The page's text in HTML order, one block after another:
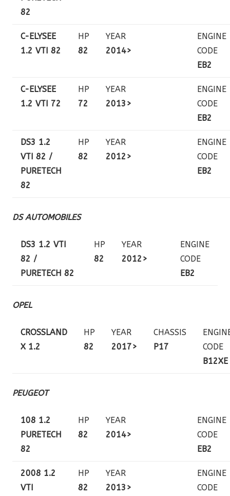
82
C-ELYSEE
1.2 VTI 82
HP
82
YEAR
2014>
ENGINE
CODE
EB2
C-ELYSEE
1.2 VTI 72
HP
72
YEAR
2013>
ENGINE
CODE
EB2
DS3 1.2
VTI 82 /
PURETECH
82
HP
82
YEAR
2012>
ENGINE
CODE
EB2
DS AUTOMOBILES
DS3 1.2 VTI
82 /
PURETECH 82
HP
82
YEAR
2012>
ENGINE
CODE
EB2
OPEL
CROSSLAND
X 1.2
HP
82
YEAR
2017>
CHASSIS
P17
CODE
B12XE
PEUGEOT
108 1.2
PURETECH
82
HP
82
YEAR
2014>
ENGINE
CODE
EB2
2008 1.2
VTI
HP
82
YEAR
2013>
ENGINE
CODE